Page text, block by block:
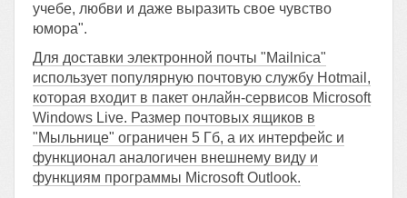
учебе, любви и даже выразить свое чувство
юмора".
Для доставки электронной почты "Mailnica"
использует популярную почтовую службу Hotmail,
которая входит в пакет онлайн-сервисов Microsoft
Windows Live. Размер почтовых ящиков в
"Мыльнице" ограничен 5 Гб, а их интерфейс и
функционал аналогичен внешнему виду и
функциям программы Microsoft Outlook.